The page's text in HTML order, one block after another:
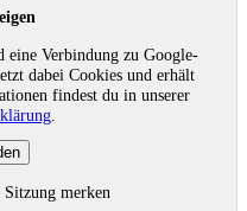
Verbindung zu Google-
dabei Cookies und erhält
findest du in unserer
merken